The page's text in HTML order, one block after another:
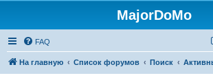
MajorDoMo
FAQ
На главную Список форумов Поиск